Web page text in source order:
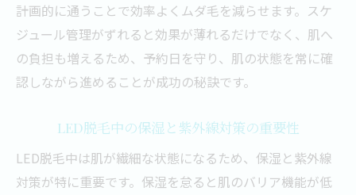
計画的に通うことで効率よくムダ毛を減らせます。スケ
ジュール管理がずれると効果が薄れるだけでなく、肌へ
の負担も増えるため、予約日を守り、肌の状態を常に確
認しながら進めることが成功の秘訣です。
LED脱毛中の保湿と紫外線対策の重要性
LED脱毛中は肌が繊細な状態になるため、保湿と紫外線
対策が特に重要です。保湿を怠ると肌のバリア機能が低